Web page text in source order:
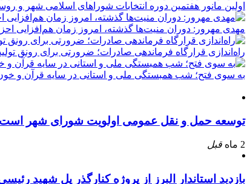
اولین مانور هفتمین دوره انتخابات شوراهای اسلامی شهر و
مهدی مهرور: دوران منیت‌ها گذشته، امروز زمان هم‌افزایی
راه‌اندازی قرارگاه فرماندهی صادرات؛ ضرورتی برای رونق
به سوی فتح؛ شب همبستگی ملی و استانی در سایه قرآن و
توسعه حمل و نقل عمومی اولویت شورای شهر است
2 ماه قبل
بازدید استاندار البرز از پروژه کنارگذر پل شهید